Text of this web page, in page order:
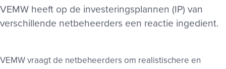
VEMW heeft op de investeringsplannen (IP) van
verschillende netbeheerders een reactie ingedient.
VEMW vraagt de netbeheerders om realistischere en